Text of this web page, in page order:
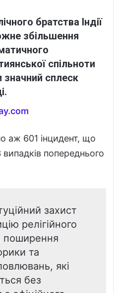
братства Індії
збільшення
спільноти
значний сплеск
аж 601 інцидент, що
попереднього
захист
релігійного
поширення
та
які
без